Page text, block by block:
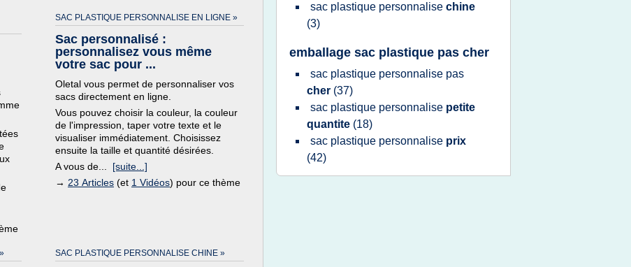
SAC PLASTIQUE PERSONNALISE EN LIGNE »
Sac personnalisé :
personnalisez vous même
votre sac pour ...
Oletal vous permet de personnaliser vos
sacs directement en ligne.
Vous pouvez choisir la couleur, la couleur
de l'impression, taper votre texte et le
visualiser immédiatement. Choisissez
ensuite la taille et quantité désirées.
A vous de... [suite...]
→ 23 Articles (et 1 Vidéos) pour ce thème
SAC PLASTIQUE PERSONNALISE CHINE »
sac plastique personnalise chine
(3)
emballage sac plastique pas cher
sac plastique personnalise pas
cher (37)
sac plastique personnalise petite
quantite (18)
sac plastique personnalise prix
(42)